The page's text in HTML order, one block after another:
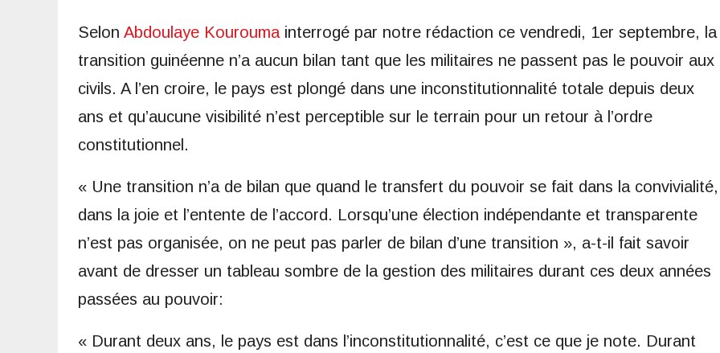
Selon Abdoulaye Kouroumainterrogé par notre rédaction ce vendredi, 1er septembre, la
transition guinéenne n’a aucun bilan tant que les militaires ne passent pas le pouvoir aux
civils. A l’en croire, le pays est plongé dans une inconstitutionnalité totale depuis deux
ans et qu’aucune visibilité n’est perceptible sur le terrain pour un retour à l’ordre
constitutionnel.
« Une transition n’a de bilan que quand le transfert du pouvoir se fait dans la convivialité,
dans la joie et l’entente de l’accord. Lorsqu’une élection indépendante et transparente
n’est pas organisée, on ne peut pas parler de bilan d’une transition », a-t-il fait savoir
avant de dresser un tableau sombre de la gestion des militaires durant ces deux années
passées au pouvoir:
« Durant deux ans, le pays est dans l’inconstitutionnalité, c’est ce que je note. Durant